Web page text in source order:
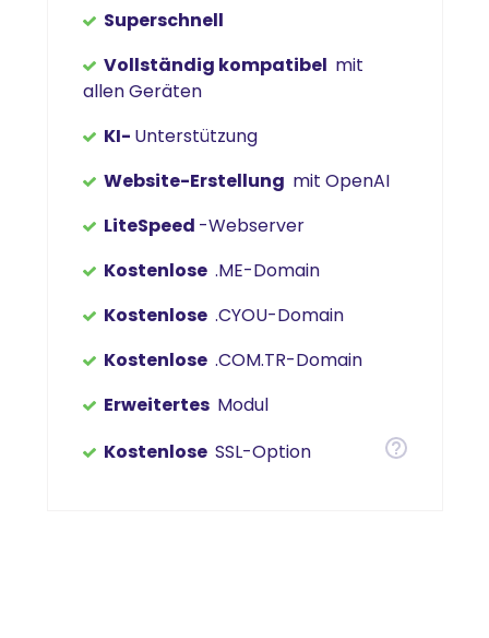
Superschnell
Vollständig kompatibel mit
allen Geräten
KI- Unterstützung
Website-Erstellung mit OpenAI
LiteSpeed -Webserver
Kostenlose .ME-Domain
Kostenlose .CYOU-Domain
Kostenlose .COM.TR-Domain
Erweitertes Modul
Kostenlose SSL-Option